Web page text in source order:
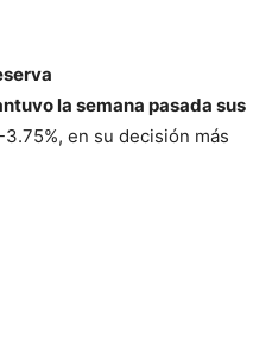
la semana pasada sus
en su decisión más